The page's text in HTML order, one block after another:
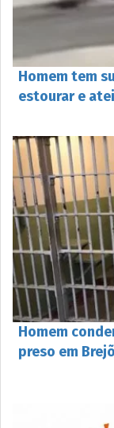
Homem tem
estourar e
Homem
preso em